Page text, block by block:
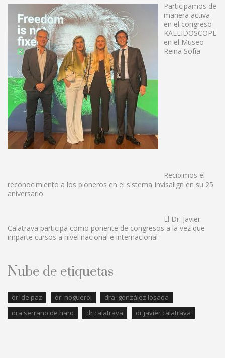
Participamos de
manera activa
en el congreso
KALEIDOSCOPE
en el Museo
Reina Sofía
Recibimos el
reconocimiento a los pioneros en el sistema Invisalign en su 25
aniversario.
El Dr. Javier
Calatrava participa como ponente de congresos a la vez que
imparte cursos a nivel nacional e internacional
Nube de etiquetas
dr. de paz dr. noguerol
dra. gonzález losada
dra serrano de haro
dr calatrava dr javier calatrava